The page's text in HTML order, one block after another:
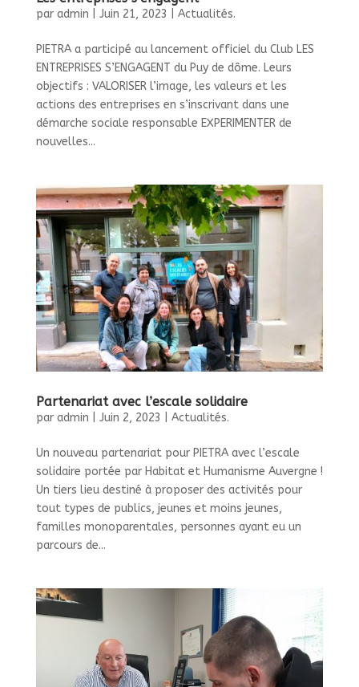
par admin Juin 21, 2023 Actualités.
PIETRA a participé au lancement officiel du Club LES
ENTREPRISES S’ENGAGENT du Puy de dôme. Leurs
objectifs : VALORISER l’image, les valeurs et les
actions des entreprises en s’inscrivant dans une
démarche sociale responsable EXPERIMENTER de
nouvelles...
Partenariat avec l’escale solidaire
par admin Juin 2, 2023 Actualités.
Un nouveau partenariat pour PIETRA avec l’escale
solidaire portée par Habitat et Humanisme Auvergne !
Un tiers lieu destiné à proposer des activités pour
tout types de publics, jeunes et moins jeunes,
familles monoparentales, personnes ayant eu un
parcours de...